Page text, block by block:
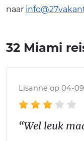
naar
32 Miami
Lisanne op 04-
“Wel leuk